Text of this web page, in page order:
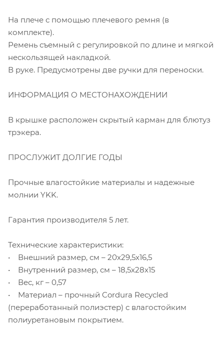
На плече с помощью плечевого ремня (в
комплекте).
Ремень съемный с регулировкой по длине и мягкой
нескользящей накладкой.
В руке. Предусмотрены две ручки для переноски.
ИНФОРМАЦИЯ О МЕСТОНАХОЖДЕНИИ
В крышке расположен скрытый карман для блютуз
трэкера.
ПРОСЛУЖИТ ДОЛГИЕ ГОДЫ
Прочные влагостойкие материалы и надежные
молнии YKK.
Гарантия производителя 5 лет.
Технические характеристики:
• Внешний размер, см – 20х29,5х16,5
• Внутренний размер, см – 18,5х28х15
• Вес, кг – 0,57
• Материал – прочный Cordura Recycled
(переработанный полиэстер) с влагостойким
полиуретановым покрытием.